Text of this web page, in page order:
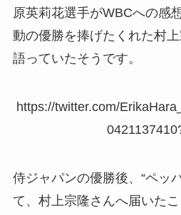
原英莉花選手がWBCへの感
動の優勝を捧げたくれた村
語っていたそうです。
https://twitter.com/
侍ジャパンの優勝後、“ペッ
て、村上宗隆さんへ届いたこ